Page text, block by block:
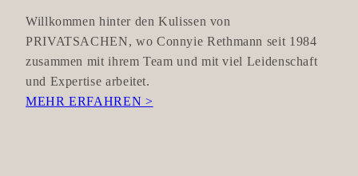
Willkommen hinter den Kulissen von
PRIVATSACHEN, wo Connyie Rethmann seit 1984
zusammen mit ihrem Team und mit viel Leidenschaft
und Expertise arbeitet.
MEHR ERFAHREN >